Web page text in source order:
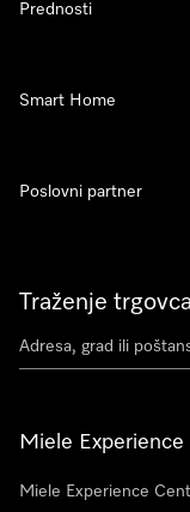
Traženje trgovca
Miele
Miele Experience
Prednosti
Smart Home
Poslovni partner